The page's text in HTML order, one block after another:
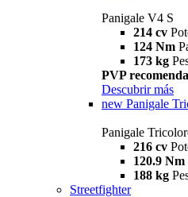
Panigale V4 S
214 cv
124 Nm
173 kg
PVP
Descubrir más
new Panigale
Panigale
216 cv
120.9 Nm
188 kg
Streetfighter